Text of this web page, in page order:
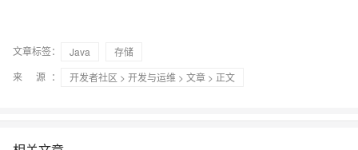
文章标签： Java
存储
来 源：
开发者社区 > 开发与运维 > 文章 > 正文